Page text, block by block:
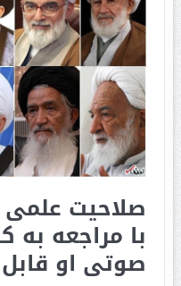
صلاحیت
با مراجعه به
صوتى او